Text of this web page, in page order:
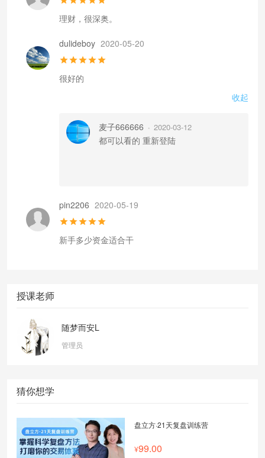
理财，很深奥。
dulideboy 2020-05-20
很好的
收起
麦子666666 • 2020-03-12
都可以看的 重新登陆
pin2206 2020-05-19
新手多少资金适合干
授课老师
随梦而安L
管理员
猜你想学
盘立方·21天复盘训练营
99.00